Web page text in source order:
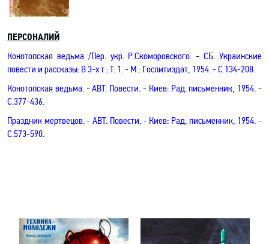
ПЕРСОНАЛИЙ
Конотопская ведьма /Пер. укр. Р.Скоморовского. - СБ.Украинские
повести и рассказы: В 3-х т.: Т. 1. - М.: Гослитиздат, 1954. - С.134-208.
Конотопская ведьма.- АВТ. Повести. - Киев: Рад. письменник, 1954. -
С.377-436.
Праздник мертвецов.- АВТ. Повести.- Киев: Рад. письменник, 1954. -
С.573-590.